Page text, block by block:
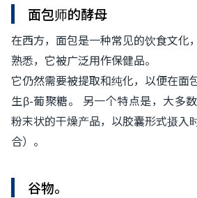
面包师的酵母
在西方，面包是一种常见的饮食文化
熟悉，它被广泛用作保健品。
它仍然需要被提取和纯化，以便在面
生β-葡聚糖。 另一个特点是，大多
粉末状的干燥产品，以胶囊形式摄入
合）。
谷物。